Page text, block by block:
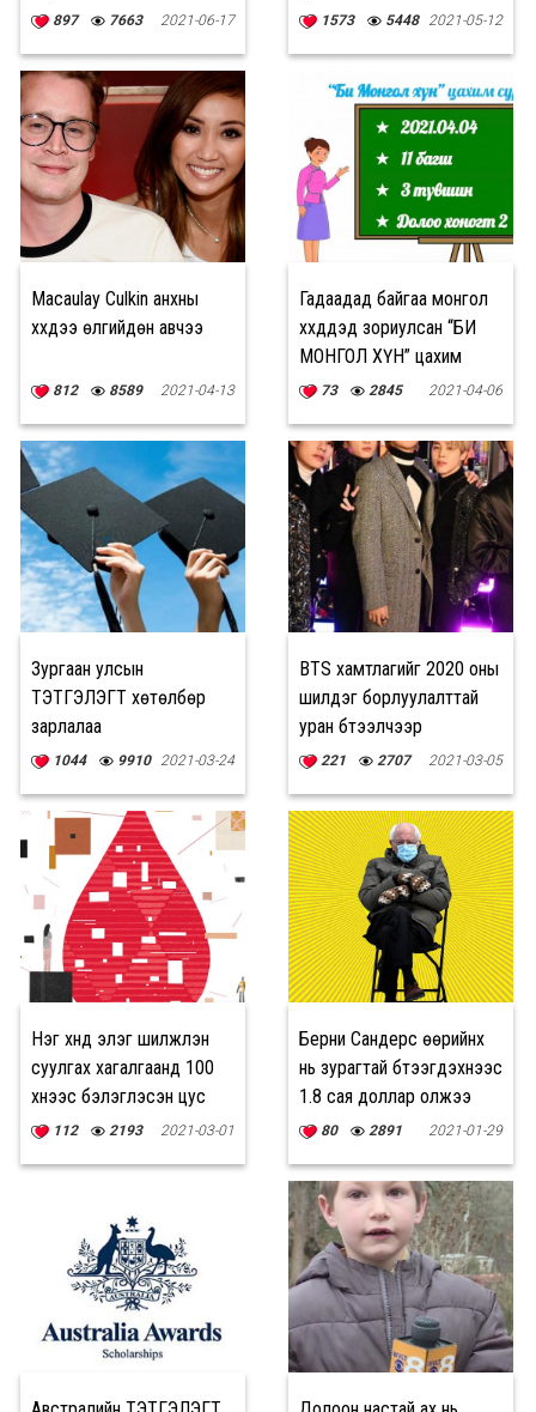
897 7663 2021-06-17 1573 5448 2021-05-12
Macaulay Culkin анхны
хүүхдээ өлгийдөн авчээ
812 8589 2021-04-13
Гадаадад байгаа монгол
хүүхдүүдэд зориулсан “БИ
МОНГОЛ ХҮН” цахим
сургууль нээлээ
73 2845 2021-04-06
Зургаан улсын
ТЭТГЭЛЭГТ хөтөлбөр
зарлалаа
1044 9910 2021-03-24
BTS хамтлагийг 2020 оны
шилдэг борлуулалттай
уран бүтээлчээр
нэрлэжээ
221 2707 2021-03-05
Нэг хүнд элэг шилжүүлэн
суулгах хагалгаанд 100
хүнээс бэлэглэсэн цус
хэрэглэдэг...
112 2193 2021-03-01
Берни Сандерс өөрийнх
нь зурагтай бүтээгдэхүүнээс
1.8 сая доллар олжээ
80 2891 2021-01-29